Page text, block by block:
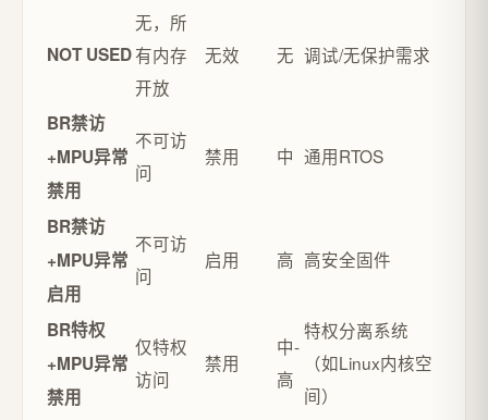
NOT USED
无，所
有内存
开放
无效 无 调试/无保护需求
BR禁访
+MPU异常
禁用
不可访
问
禁用 中 通用RTOS
BR禁访
+MPU异常
启用
不可访
问
启用 高 高安全固件
BR特权
+MPU异常
禁用
仅特权
访问
禁用
中-
高
特权分离系统
（如Linux内核空
间）